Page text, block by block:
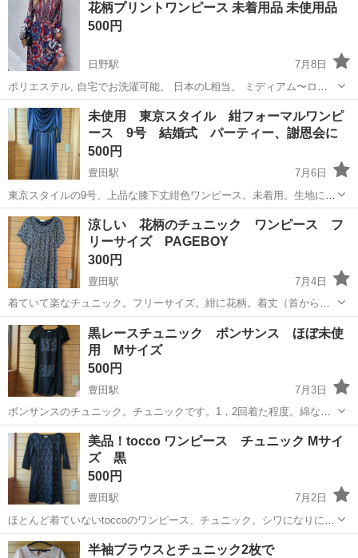
花柄プリントワンピース 未着用品 未使用品
500円
日野駅
7月8日
ポリエステル, 自宅でお洗濯可能。 日本のL相当。 ミディアム〜ロン
グ丈。 裏地無し。 脇にファスナーが着いていて脱ぎ着しやすいです。
自己紹介を必ずご覧下さい。
東京 日野市 日野駅 ワンピース 花柄
未使用 東京スタイル 紺フォーマルワンピ
ース 9号 結婚式 パーティー、謝恩会に
500円
豊田駅
7月6日
東京スタイルの9号、上品な膝下丈紺色ワンピース。未着用。生地に光
沢があり、胸のドレープ、スカートが２枚仕立て。結婚式、パーティ
ー、卒業式、クラス会、食事会など、フォーマルな場所に使えます。
コサージュ、パールネックレスを付けた...
東京 日野市 ワンピース フォーマルワンピース
涼しい 花柄のチュニック ワンピース フ
リーサイズ PAGEBOY
300円
豊田駅
7月4日
着ていて楽なチュニック。フリーサイズ。紺に花柄。着丈（首から
裾）84センチ。涼しいです。ワンピースとして着たり、下にパンツや
スパッツを履いてました。総裏地つきで、透けません。中央線（立
川〜豊田駅）で受け渡しできる方。
東京 日野市 ワンピース 花柄
黒レースチュニック ボンサンス ほぼ未使
用 Mサイズ
500円
豊田駅
7月3日
ボンサンスのチュニック。チュニックです。1，2回着た程度。綿なの
で伸びます。M〜Lサイズ。着ていて楽です。レース部分は裏地がつい
ていて透けません。豊田駅〜立川駅で取りに来ていただける方。
東京 日野市 豊田駅 ワンピース
美品！tocco ワンピース チュニック Mサイ
ズ 黒
500円
豊田駅
7月2日
ほとんど着ていないtoccoのワンピース、チュニック。シワになりにく
い。立川駅〜豊田駅で受渡し希望。
東京 日野市 豊田駅 tocco
半袖ブラウスとチュニック2枚で